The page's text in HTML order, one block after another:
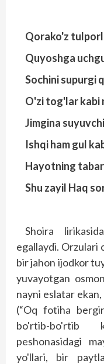
Qorako'z
Quyoshga
Sochini supurgi
O'zi tog'lar
Jimgina
Ishqi ham gul
Hayotning
Shu zayil Haq
Shoira
egallaydi. Orzulari
bir jahon ijodkor
yuvayotgan
nayni eslatar
(“Oq fotiha
bo'rtib-bo'rtib
peshonasidagi
yo'llari, bir